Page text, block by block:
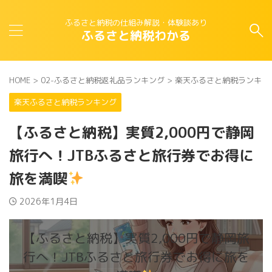
ふるさと納税の仕組み解説・体験談あり
ふるさと納税わかる
HOME > 02-ふるさと納税返礼品ランキング > 楽天ふるさと納税ランキン
楽天ふるさと納税ランキング
【ふるさと納税】実質2,000円で静岡
旅行へ！JTBふるさと旅行券でお得に
旅を満喫
2026年1月4日
【ふるさと納税】実質2,000円で静岡旅
行へ！JTBふるさと旅行券でお得に旅を